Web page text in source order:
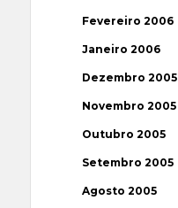
Fevereiro 2006
Janeiro 2006
Dezembro 2005
Novembro 2005
Outubro 2005
Setembro 2005
Agosto 2005